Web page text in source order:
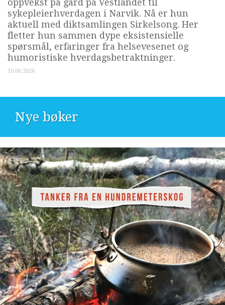
oppvekst på gård på Vestlandet til
sykepleierhverdagen i Narvik. Nå er hun
aktuell med diktsamlingen Sirkelsong. Her
fletter hun sammen dype eksistensielle
spørsmål, erfaringer fra helsevesenet og
humoristiske hverdagsbetraktninger.
10.06.2026
Nye bøker